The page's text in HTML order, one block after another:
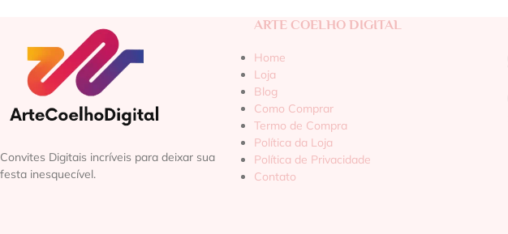
Convites Digitais incríveis para deixar sua
festa inesquecível.
ARTE COELHO DIGITAL
Home
Loja
Blog
Como Comprar
Termo de Compra
Política da Loja
Política de Privacidade
Contato